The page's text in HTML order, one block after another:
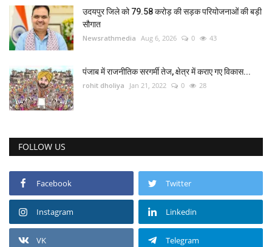
उदयपुर जिले को 79.58 करोड़ की सड़क परियोजनाओं की बड़ी
सौगात
Newsrathmedia Aug 6, 2026 0 43
पंजाब में राजनीतिक सरगर्मी तेज, क्षेत्र में कराए गए विकास...
rohit dholiya Jan 21, 2022 0 28
FOLLOW US
Facebook Twitter
Instagram Linkedin
VK Telegram